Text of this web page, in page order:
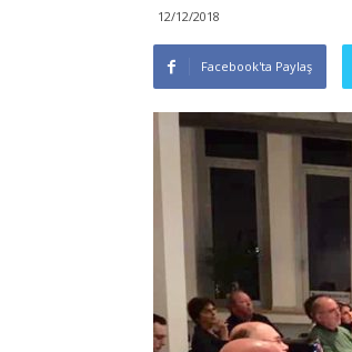
12/12/2018
Facebook'ta Paylaş